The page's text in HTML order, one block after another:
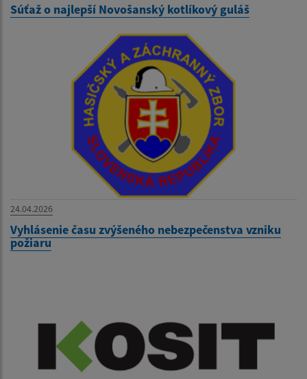
Súťaž o najlepší Novošanský kotlíkový guláš
24.04.2026
Vyhlásenie času zvýšeného nebezpečenstva vzniku
požiaru